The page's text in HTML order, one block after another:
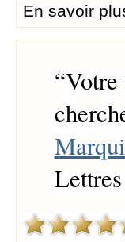
En savoir
“Votre